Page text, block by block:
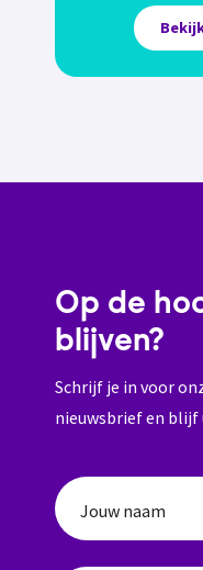
Op de
blijven?
Schrijf je in voor
nieuwsbrief en
Jouw naam